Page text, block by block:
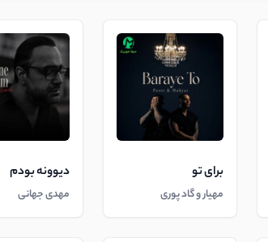
برای تو
مهیار و گاد پوری
دیوونه بودم
مهدی جهانی